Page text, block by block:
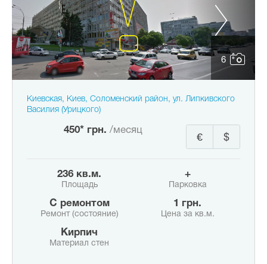
6
Киевская, Киев, Соломенский район, ул. Липкивского
Василия (Урицкого)
450* грн. /месяц
$
€
236 кв.м.
Площадь
+
Парковка
с ремонтом
Ремонт (состояние)
1 грн.
Цена за кв.м.
Кирпич
Материал стен